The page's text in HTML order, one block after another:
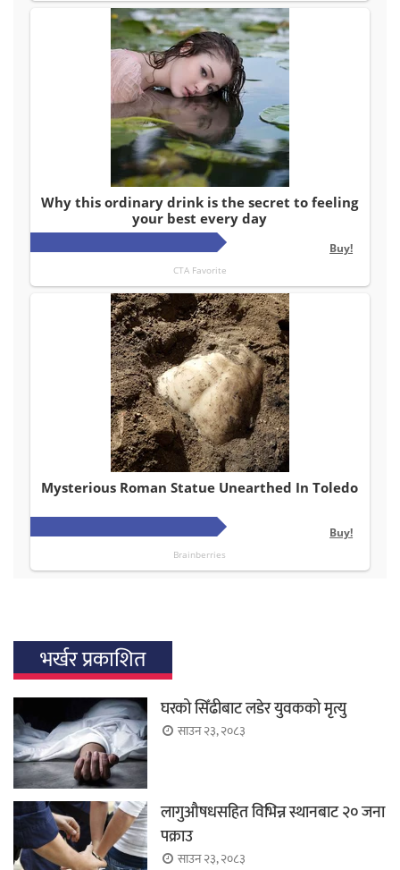
भर्खर प्रकाशित
घरको सिँढीबाट लडेर युवकको मृत्यु
साउन २३, २०८३
लागुऔषधसहित विभिन्न स्थानबाट २० जना
पक्राउ
साउन २३, २०८३